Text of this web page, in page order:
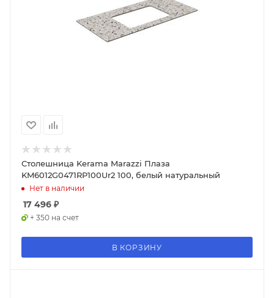
Столешница Kerama Marazzi Плаза
KM6012G0471RP100Ur2 100, белый натуральный
Нет в наличии
17 496 ₽
+ 350 на счет
В КОРЗИНУ